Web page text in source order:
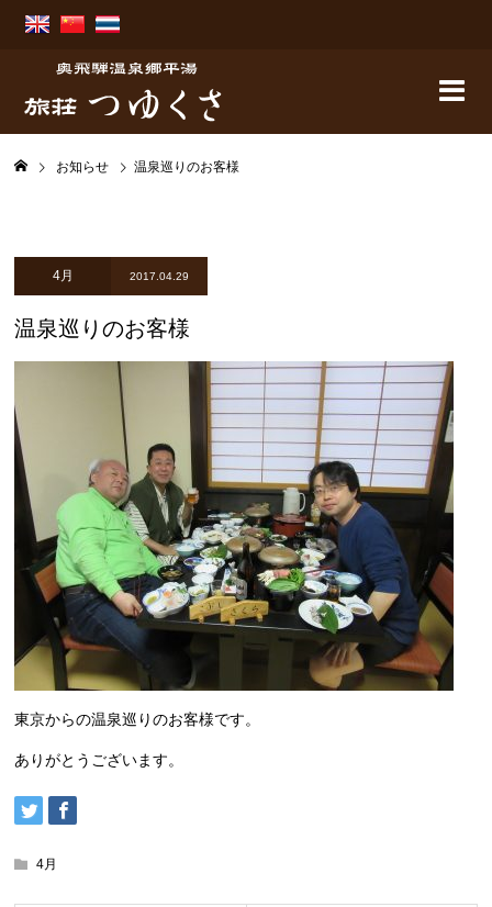
お知らせ 温泉巡りのお客様
4月 2017.04.29
温泉巡りのお客様
東京からの温泉巡りのお客様です。
ありがとうございます。
4月